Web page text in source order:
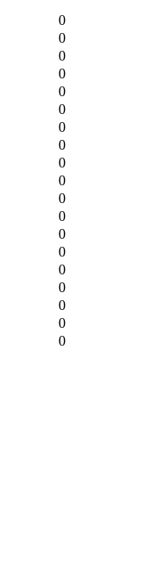
0
0
0
0
0
0
0
0
0
0
0
0
0
0
0
0
0
0
0